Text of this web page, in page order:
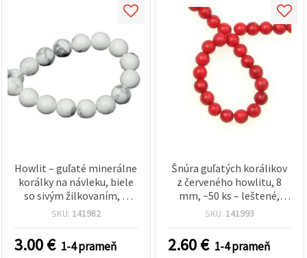
Howlit – guľaté minerálne
korálky na návleku, biele
so sivým žilkovaním, 6
mm, cca 65 ks – na
DIY tvorenie
SKU: 141982
3.00€ 1-4 prameň
Šnúra guľatých korálikov
z červeného howlitu, 8
mm, ~50 ks – leštené,
hladké – na výrobu
náhrdelníkov a
korálkovanie
SKU: 141993
2.60€ 1-4 prameň